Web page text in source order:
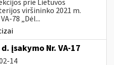
prie Lietuvos
viršininko 2021 m.
78 „Dėl...
įsakymo Nr. VA-17
14